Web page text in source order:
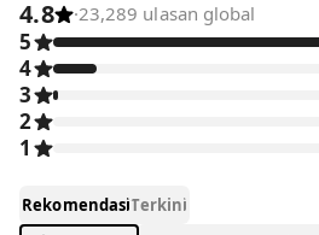
4.8 ·23,289 ulasan global
5
4
3
2
1
RekomendasiTerkini